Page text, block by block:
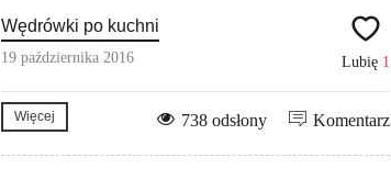
Wędrówki po kuchni
19 października 2016 Lubię 1
Więcej Komentarz
738 odsłony